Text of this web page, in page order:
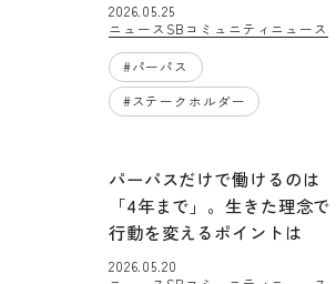
2026.05.25
ニュース SBコミュニティニュース
#パーパス
#ステークホルダー
パーパスだけで働けるのは
「4年まで」。生きた理念で
行動を変えるポイントは
2026.05.20